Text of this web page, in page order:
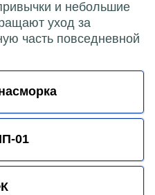
и небольшие
уход за
часть повседневной
01